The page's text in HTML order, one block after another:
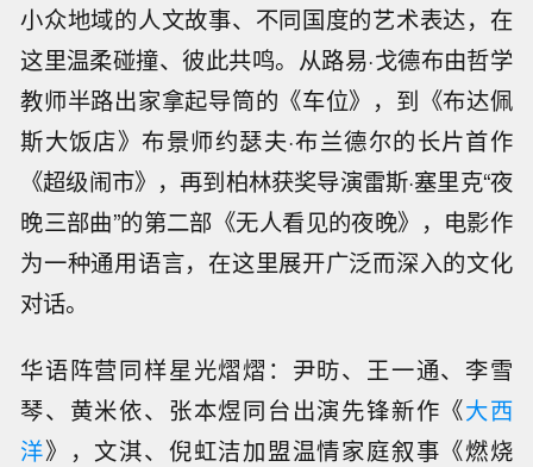
小众地域的人文故事、不同国度的艺术表达，在
这里温柔碰撞、彼此共鸣。从路易·戈德布由哲学
教师半路出家拿起导筒的《车位》，到《布达佩
斯大饭店》布景师约瑟夫·布兰德尔的长片首作
《超级闹市》，再到柏林获奖导演雷斯·塞里克“夜
晚三部曲”的第二部《无人看见的夜晚》，电影作
为一种通用语言，在这里展开广泛而深入的文化
对话。
华语阵营同样星光熠熠：尹昉、王一通、李雪
琴、黄米依、张本煜同台出演先锋新作《大西
洋》，文淇、倪虹洁加盟温情家庭叙事《燃烧